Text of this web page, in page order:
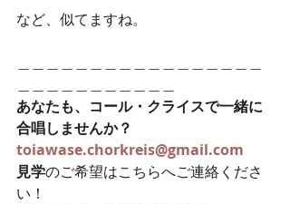
など、似てますね。
あなたも、コール・クライスで一緒に
合唱しませんか？
toiawase.chorkreis@gmail.com
見学のご希望はこちらへご連絡くださ
い！